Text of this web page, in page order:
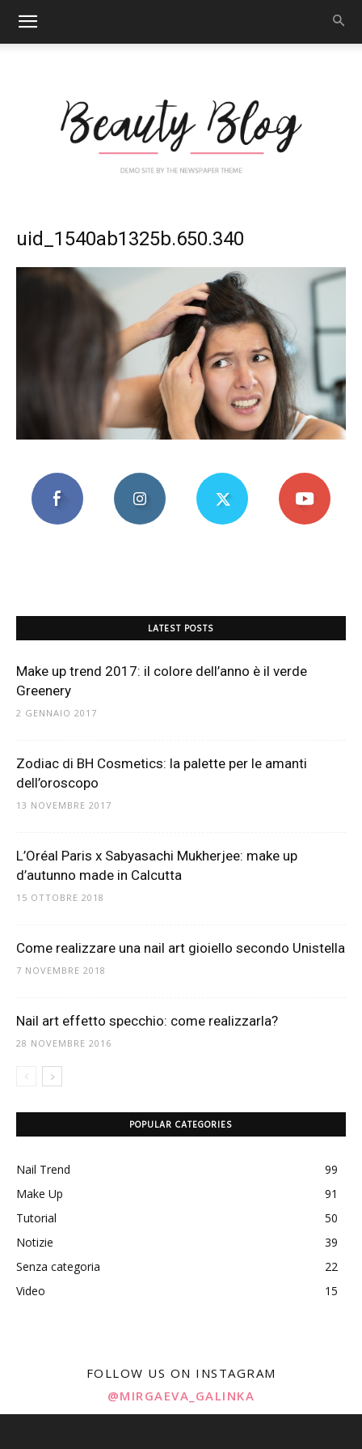
Nail
Art
Mania
uid_1540ab1325b.650.340
LATEST POSTS
Make up trend 2017: il colore dell’anno è il verde
Greenery
2 GENNAIO 2017
Zodiac di BH Cosmetics: la palette per le amanti
dell’oroscopo
13 NOVEMBRE 2017
L’Oréal Paris x Sabyasachi Mukherjee: make up
d’autunno made in Calcutta
15 OTTOBRE 2018
Come realizzare una nail art gioiello secondo Unistella
7 NOVEMBRE 2018
Nail art effetto specchio: come realizzarla?
28 NOVEMBRE 2016
POPULAR CATEGORIES
Nail Trend
99
Make Up
91
Tutorial
50
Notizie
39
Senza categoria
22
Video
15
FOLLOW US ON INSTAGRAM
@MIRGAEVA_GALINKA